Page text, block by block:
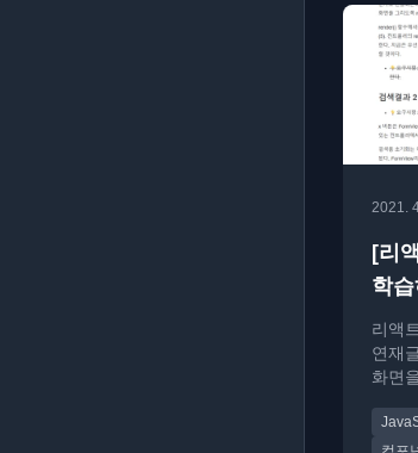
2021.
[리
학
편
리액
연재
화면
다.